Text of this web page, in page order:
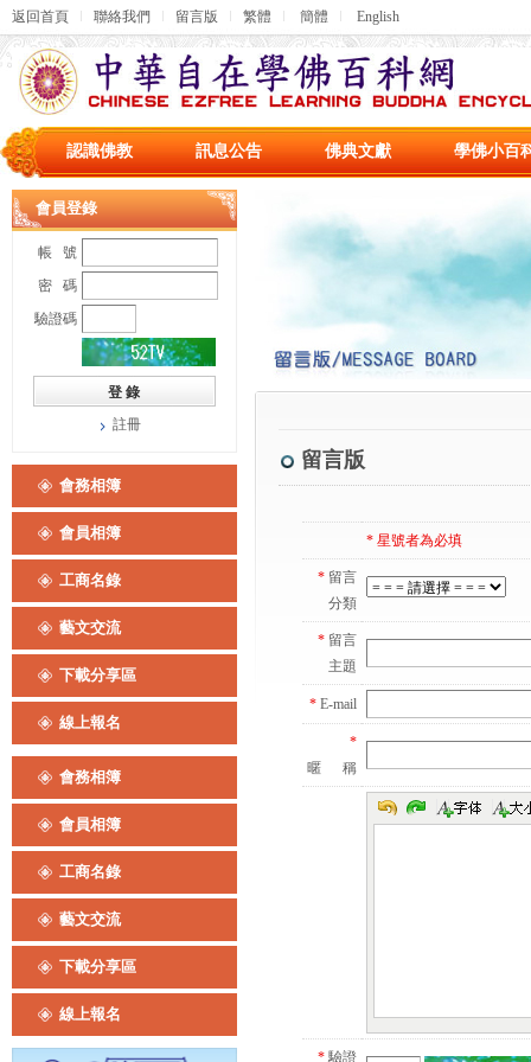
返回首頁 聯絡我們 留言版 繁體 簡體 English
認識佛教 訊息公告 佛典文獻 學佛小百
會員登錄
帳 號
密 碼
驗證碼
註冊
會務相簿
會員相簿
工商名錄
藝文交流
下載分享區
線上報名
會務相簿
會員相簿
工商名錄
藝文交流
下載分享區
線上報名
留言版
* 星號者為必填
* 留言
分類
* 留言
主題
* E-mail
*
暱 稱
* 驗證